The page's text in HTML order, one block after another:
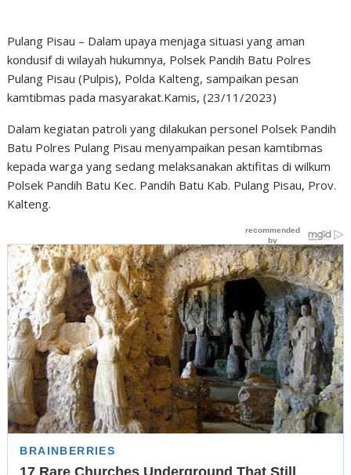
Pulang Pisau – Dalam upaya menjaga situasi yang aman
kondusif di wilayah hukumnya, Polsek Pandih Batu Polres
Pulang Pisau (Pulpis), Polda Kalteng, sampaikan pesan
kamtibmas pada masyarakat.Kamis, (23/11/2023)
Dalam kegiatan patroli yang dilakukan personel Polsek Pandih
Batu Polres Pulang Pisau menyampaikan pesan kamtibmas
kepada warga yang sedang melaksanakan aktifitas di wilkum
Polsek Pandih Batu Kec. Pandih Batu Kab. Pulang Pisau, Prov.
Kalteng.